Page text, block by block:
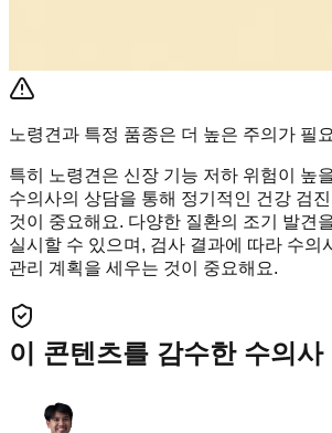
노령견과 특정 품종은 더 높은 주의가 필
특히 노령견은 신장 기능 저하 위험이 높
수의사의 상담을 통해 정기적인 건강 검
것이 중요해요. 다양한 질환의 조기 발견
실시할 수 있으며, 검사 결과에 따라 수의
관리 계획을 세우는 것이 중요해요.
이 콘텐츠를 감수한 수의사